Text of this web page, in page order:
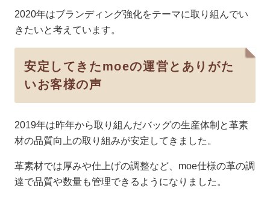
2020年はブランディング強化をテーマに取り組んでい
きたいと考えています。
安定してきたmoeの運営とありがた
いお客様の声
2019年は昨年から取り組んだバッグの生産体制と革素
材の品質向上の取り組みが安定してきました。
革素材では厚みや仕上げの調整など、moe仕様の革の調
達で品質や数量も管理できるようになりました。